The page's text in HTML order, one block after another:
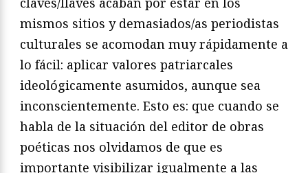
mismos sitios y demasiados/as periodistas
culturales se acomodan muy rápidamente a
lo fácil: aplicar valores patriarcales
ideológicamente asumidos, aunque sea
inconscientemente. Esto es: que cuando se
habla de la situación del editor de obras
poéticas nos olvidamos de que es
importante visibilizar igualmente a las